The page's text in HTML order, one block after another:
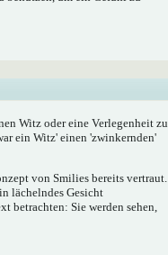
Witz oder eine Verlegenheit zu
ein Witz' einen 'zwinkernden'
von Smilies bereits vertraut.
lächelndes Gesicht
betrachten: Sie werden sehen,